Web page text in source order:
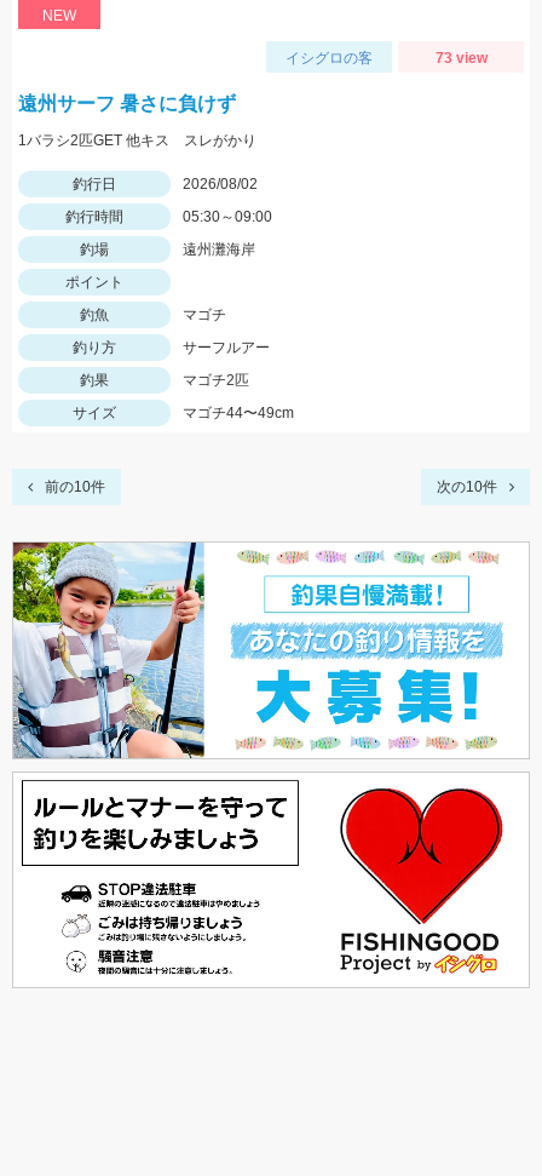
NEW
イシグロの客 73 view
遠州サーフ 暑さに負けず
1バラシ2匹GET 他キス スレがかり
釣行日
2026/08/02
釣行時間
05:30～09:00
釣場
遠州灘海岸
ポイント
釣魚
マゴチ
釣り方
サーフルアー
釣果
マゴチ2匹
サイズ
マゴチ44〜49cm
前の10件 次の10件